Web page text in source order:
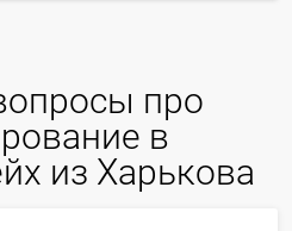
про
в
из Харькова